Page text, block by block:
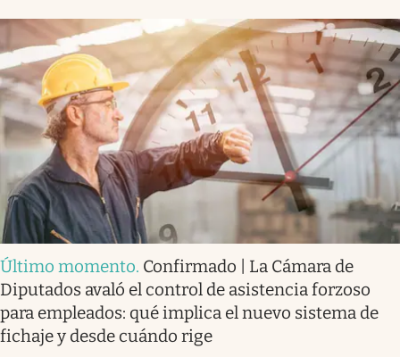
Último momento. Confirmado | La Cámara de
Diputados avaló el control de asistencia forzoso
para empleados: qué implica el nuevo sistema de
fichaje y desde cuándo rige